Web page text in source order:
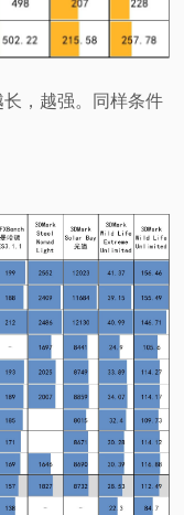
，越强。同样条件